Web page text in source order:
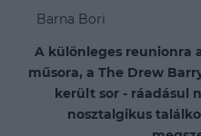
Barna Bori
A különleges reunionra
műsora, a The Drew
került sor - ráadásul
nosztalgikus